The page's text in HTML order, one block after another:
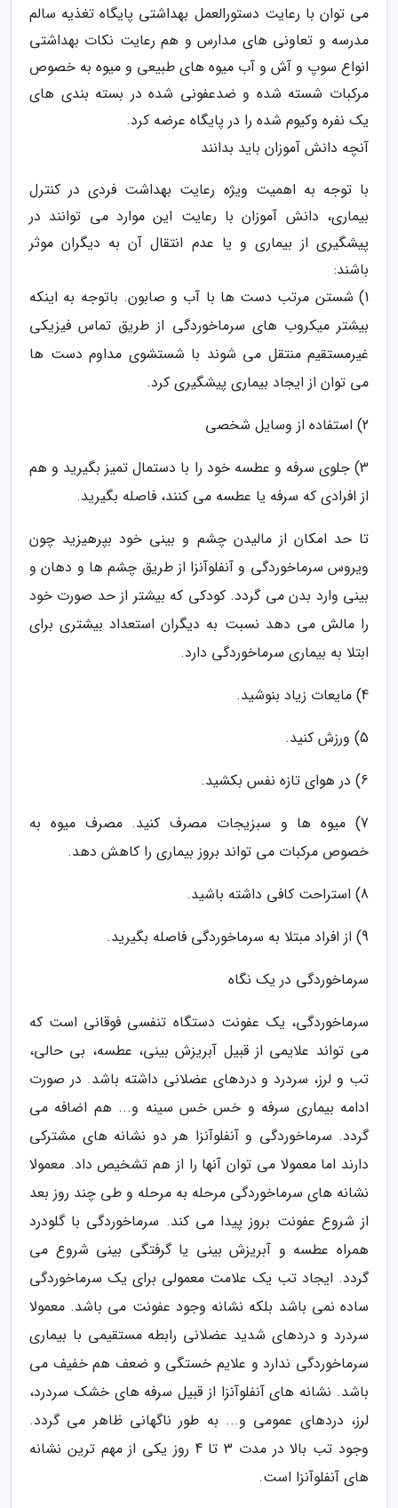
می توان با رعایت دستورالعمل بهداشتی پایگاه تغذیه سالم
مدرسه و تعاونی های مدارس و هم رعایت نکات بهداشتی
انواع سوپ و آش و آب میوه های طبیعی و میوه به خصوص
مرکبات شسته شده و ضدعفونی شده در بسته بندی های
یک نفره وکیوم شده را در پایگاه عرضه کرد.
آنچه دانش آموزان باید بدانند
با توجه به اهمیت ویژه رعایت بهداشت فردی در کنترل
بیماری، دانش آموزان با رعایت این موارد می توانند در
پیشگیری از بیماری و یا عدم انتقال آن به دیگران موثر
باشند:
1) شستن مرتب دست ها با آب و صابون. باتوجه به اینکه
بیشتر میکروب های سرماخوردگی از طریق تماس فیزیکی
غیرمستقیم منتقل می شوند با شستشوی مداوم دست ها
می توان از ایجاد بیماری پیشگیری کرد.
2) استفاده از وسایل شخصی
3) جلوی سرفه و عطسه خود را با دستمال تمیز بگیرید و هم
از افرادی که سرفه یا عطسه می کنند، فاصله بگیرید.
تا حد امکان از مالیدن چشم و بینی خود بپرهیزید چون
ویروس سرماخوردگی و آنفلوآنزا از طریق چشم ها و دهان و
بینی وارد بدن می گردد. کودکی که بیشتر از حد صورت خود
را مالش می دهد نسبت به دیگران استعداد بیشتری برای
ابتلا به بیماری سرماخوردگی دارد.
4) مایعات زیاد بنوشید.
5) ورزش کنید.
6) در هوای تازه نفس بکشید.
7) میوه ها و سبزیجات مصرف کنید. مصرف میوه به
خصوص مرکبات می تواند بروز بیماری را کاهش دهد.
8) استراحت کافی داشته باشید.
9) از افراد مبتلا به سرماخوردگی فاصله بگیرید.
سرماخوردگی در یک نگاه
سرماخوردگی، یک عفونت دستگاه تنفسی فوقانی است که
می تواند علایمی از قبیل آبریزش بینی، عطسه، بی حالی،
تب و لرز، سردرد و دردهای عضلانی داشته باشد. در صورت
ادامه بیماری سرفه و خس خس سینه و... هم اضافه می
گردد. سرماخوردگی و آنفلوآنزا هر دو نشانه های مشترکی
دارند اما معمولا می توان آنها را از هم تشخیص داد. معمولا
نشانه های سرماخوردگی مرحله به مرحله و طی چند روز بعد
از شروع عفونت بروز پیدا می کند. سرماخوردگی با گلودرد
همراه عطسه و آبریزش بینی یا گرفتگی بینی شروع می
گردد. ایجاد تب یک علامت معمولی برای یک سرماخوردگی
ساده نمی باشد بلکه نشانه وجود عفونت می باشد. معمولا
سردرد و دردهای شدید عضلانی رابطه مستقیمی با بیماری
سرماخوردگی ندارد و علایم خستگی و ضعف هم خفیف می
باشد. نشانه های آنفلوآنزا از قبیل سرفه های خشک سردرد،
لرز، دردهای عمومی و... به طور ناگهانی ظاهر می گردد.
وجود تب بالا در مدت 3 تا 4 روز یکی از مهم ترین نشانه
های آنفلوآنزا است.